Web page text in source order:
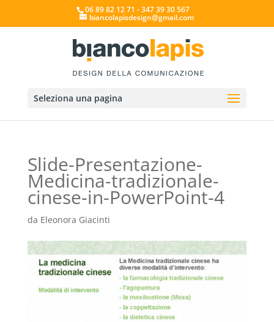
06 89 82 12 71 - 347 39 30 567
biancolapisdesign@gmail.com
Seleziona una pagina
Slide-Presentazione-
Medicina-tradizionale-
cinese-in-PowerPoint-4
da Eleonora Giacinti